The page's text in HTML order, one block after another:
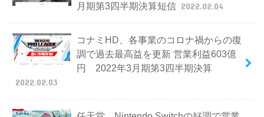
月期第3四半期決算短信 2022.02.04
コナミHD、各事業のコロナ禍からの復
調で過去最高益を更新 営業利益603億
円 2022年3月期第3四半期決算
2022.02.03